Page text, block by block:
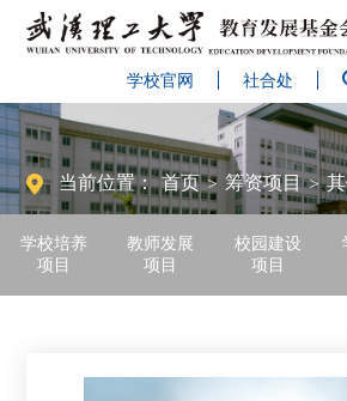
学校官网 社合处
当前位置： 首页 > 筹资项目 >
学校培养
项目
教师发展
项目
校园建设
项目